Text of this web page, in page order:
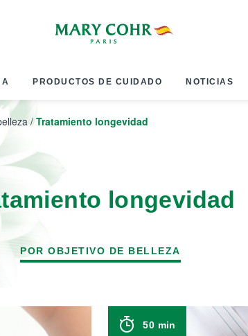
PRODUCTOS DE CUIDADO NOTICIAS
/ Tratamiento longevidad
longevidad
POR OBJETIVO DE BELLEZA
50 min